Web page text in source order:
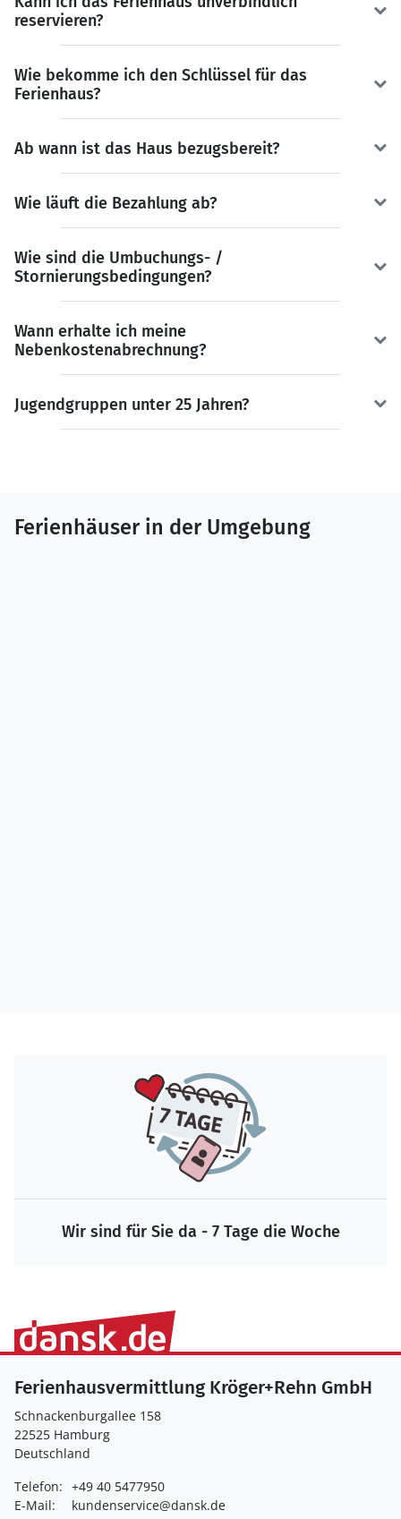
reservieren?
Wie bekomme ich den Schlüssel für das
Ferienhaus?
Ab wann ist das Haus bezugsbereit?
Wie läuft die Bezahlung ab?
Wie sind die Umbuchungs- /
Stornierungsbedingungen?
Wann erhalte ich meine
Nebenkostenabrechnung?
Jugendgruppen unter 25 Jahren?
Ferienhäuser in der Umgebung
Wir sind für Sie da - 7 Tage die Woche
Ferienhausvermittlung Kröger+Rehn GmbH
Schnackenburgallee 158
22525 Hamburg
Deutschland
Telefon: +49 40 5477950
E-Mail:
kundenservice@dansk.de